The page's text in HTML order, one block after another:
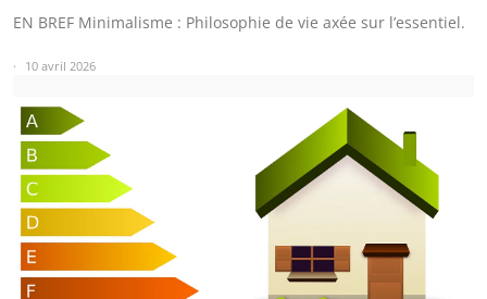
EN BREF Minimalisme : Philosophie de vie axée sur l’essentiel.
10 avril 2026